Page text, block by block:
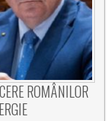
ROMÂNILOR